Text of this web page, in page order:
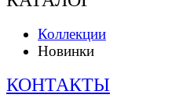
Коллекции
Новинки
КОНТАКТЫ